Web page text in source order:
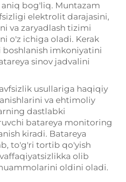
aniq bog'liq. Muntazam
elektrolit darajasini,
va zaryadlash tizimi
o'z ichiga oladi. Kerak
imkoniyatini
sinov jadvalini
usullariga haqiqiy
va ehtimoliy
dastlabki
batareya monitoring
kiradi. Batareya
to'g'ri tortib qo'yish
olib
oldini oladi.